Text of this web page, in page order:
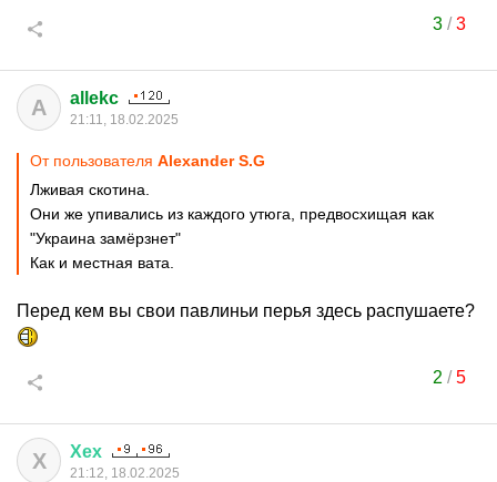
3/3
A allekc
21:11, 18.02.2025
От пользователя Alexander S.G
Лживая скотина.
Они же упивались из каждого утюга, предвосхищая как
"Украина замёрзнет"
Как и местная вата.
Перед кем вы свои павлиньи перья здесь распушаете?
2 /5
Х Хех
21:12, 18.02.2025